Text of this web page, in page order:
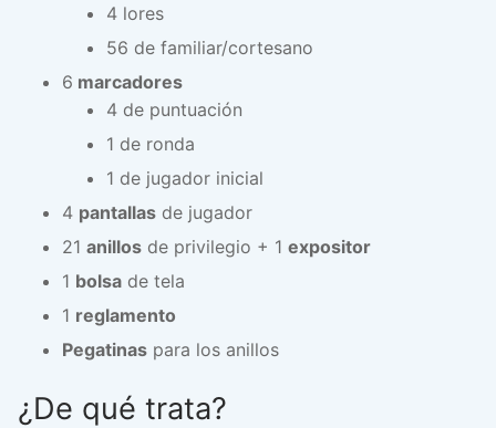
4 lores
56 de familiar/cortesano
6 marcadores
4 de puntuación
1 de ronda
1 de jugador inicial
4 pantallas de jugador
21 anillos de privilegio + 1 expositor
1 bolsa de tela
1 reglamento
Pegatinas para los anillos
¿De qué trata?